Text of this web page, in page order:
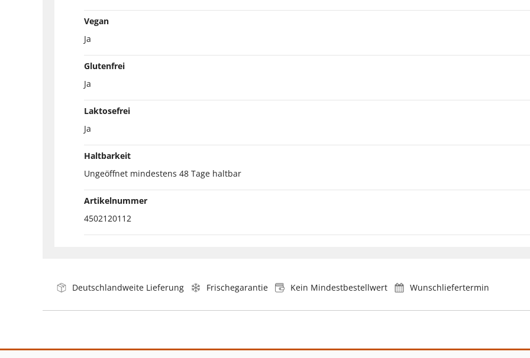
Vegan
Ja
Glutenfrei
Ja
Laktosefrei
Ja
Haltbarkeit
Ungeöffnet mindestens 48 Tage haltbar
Artikelnummer
4502120112
Deutschlandweite Lieferung Frischegarantie Kein Mindestbestellwert Wunschliefertermin